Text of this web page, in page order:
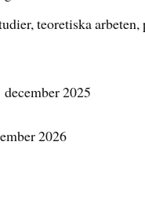
teoretiska
2025
2026